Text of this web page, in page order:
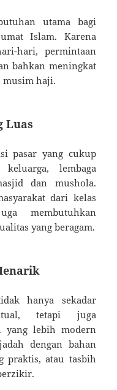
utama bagi
Islam. Karena
hari, permintaan
bahkan meningkat
musim haji.
Luas
pasar yang cukup
lembaga
dan mushola.
dari kelas
membutuhkan
yang beragam.
hanya sekadar
tetapi juga
yang lebih modern
dengan bahan
praktis, atau tasbih